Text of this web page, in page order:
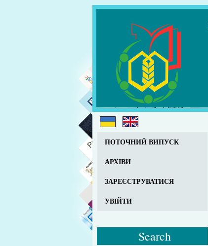
ПОТОЧНИЙ ВИПУСК
АРХІВИ
ЗАРЕЄСТРУВАТИСЯ
УВІЙТИ
Search